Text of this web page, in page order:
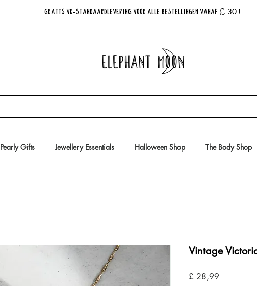
GRATIS VK-standaardlevering voor alle bestellingen vanaf £ 30 !
Pearly Gifts Jewellery Essentials Halloween Shop The Body Shop
Vintage
£ 28,99